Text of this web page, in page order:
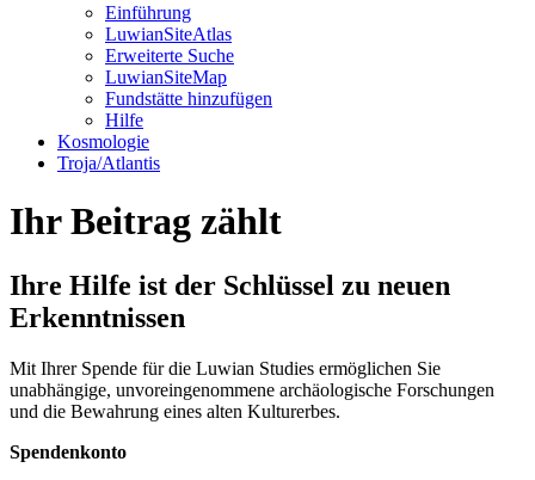
Einführung
LuwianSiteAtlas
Erweiterte Suche
LuwianSiteMap
Fundstätte hinzufügen
Hilfe
Kosmologie
Troja/Atlantis
Ihr Beitrag zählt
Ihre Hilfe ist der Schlüssel zu neuen
Erkenntnissen
Mit Ihrer Spende für die Luwian Studies ermöglichen Sie
unabhängige, unvoreingenommene archäologische Forschungen
und die Bewahrung eines alten Kulturerbes.
Spendenkonto